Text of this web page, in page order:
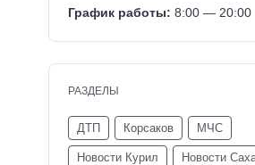
График работы: 8:00 — 20:00
РАЗДЕЛЫ
ДТП Корсаков МЧС
Новости Курил Новости